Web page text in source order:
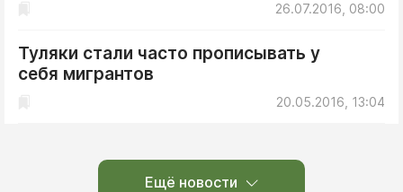
26.07.2016, 08:00
Туляки стали часто прописывать у
себя мигрантов
20.05.2016, 13:04
Ещё новости